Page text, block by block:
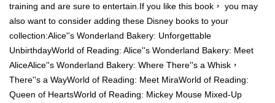
training and are sure to entertain.If you like this book， you may
also want to consider adding these Disney books to your
collection:Alice''s Wonderland Bakery: Unforgettable
UnbirthdayWorld of Reading: Alice''s Wonderland Bakery: Meet
AliceAlice''s Wonderland Bakery: Where There''s a Whisk，
There''s a WayWorld of Reading: Meet MiraWorld of Reading:
Queen of HeartsWorld of Reading: Mickey Mouse Mixed-Up